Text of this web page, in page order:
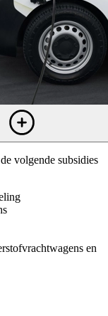
volgende subsidies
en